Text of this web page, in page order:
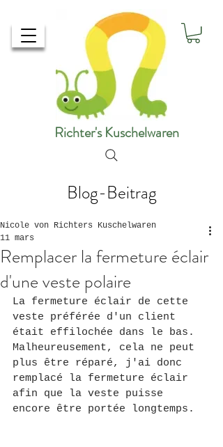
Richter's Kuschelwaren
Blog-Beitrag
Remplacer la fermeture éclair
d'une veste polaire
Nicole von Richters Kuschelwaren
11 mars
La fermeture éclair de cette
veste préférée d'un client
était effilochée dans le bas.
Malheureusement, cela ne peut
plus être réparé, j'ai donc
remplacé la fermeture éclair
afin que la veste puisse
encore être portée longtemps.